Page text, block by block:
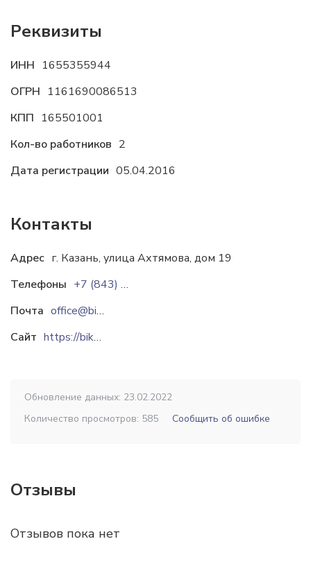
Реквизиты
ИНН 1655355944
ОГРН 1161690086513
КПП 165501001
Кол-во работников 2
Дата регистрации 05.04.2016
Контакты
Адрес г. Казань, улица Ахтямова, дом 19
Телефоны
+7 (843) 554-33-33
Почта
office@bikton.ru
Сайт
https://bikton.ru
Обновление данных: 23.02.2022
Количество просмотров: 585
Сообщить об ошибке
Отзывы
Отзывов пока нет